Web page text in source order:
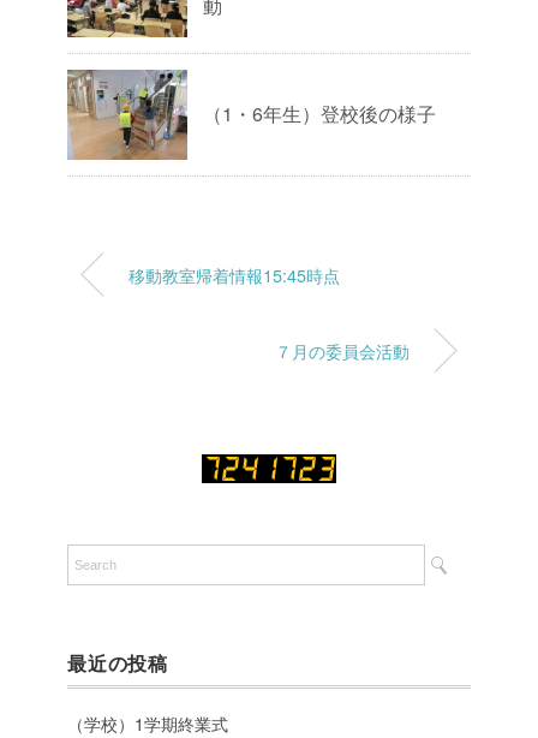
動
（1・6年生）登校後の様子
移動教室帰着情報15:45時点
７月の委員会活動
最近の投稿
（学校）1学期終業式